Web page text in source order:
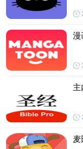
漫
主
麦